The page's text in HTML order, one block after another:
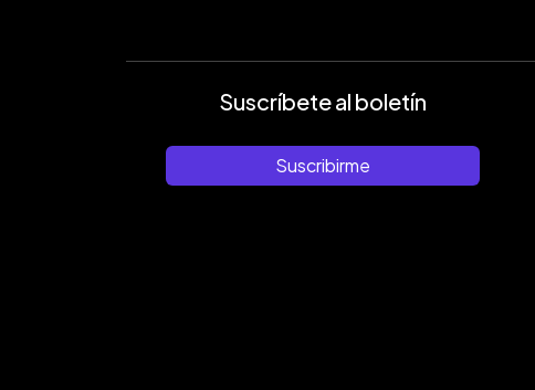
Suscríbete al boletín
Suscribirme